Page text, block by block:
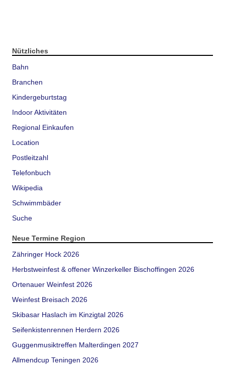
Nützliches
Bahn
Branchen
Kindergeburtstag
Indoor Aktivitäten
Regional Einkaufen
Location
Postleitzahl
Telefonbuch
Wikipedia
Schwimmbäder
Suche
Neue Termine Region
Zähringer Hock 2026
Herbstweinfest & offener Winzerkeller Bischoffingen 2026
Ortenauer Weinfest 2026
Weinfest Breisach 2026
Skibasar Haslach im Kinzigtal 2026
Seifenkistenrennen Herdern 2026
Guggenmusiktreffen Malterdingen 2027
Allmendcup Teningen 2026